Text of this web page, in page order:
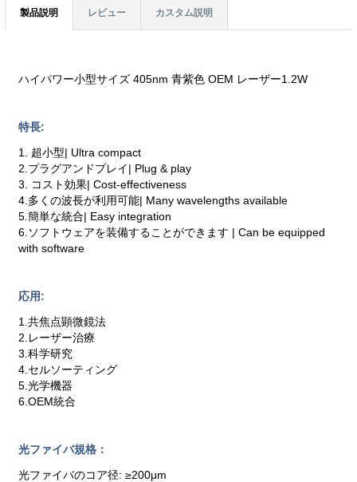
製品説明 レビュー カスタム説明
ハイパワー小型サイズ 405nm 青紫色 OEM レーザー1.2W
特長:
1. 超小型| Ultra compact
2.プラグアンドプレイ| Plug & play
3. コスト効果| Cost-effectiveness
4.多くの波長が利用可能| Many wavelengths available
5.簡単な統合| Easy integration
6.ソフトウェアを装備することができます | Can be equipped
with software
応用:
1.共焦点顕微鏡法
2.レーザー治療
3.科学研究
4.セルソーティング
5.光学機器
6.OEM統合
光ファイバ規格：
光ファイバのコア径: ≥200μm